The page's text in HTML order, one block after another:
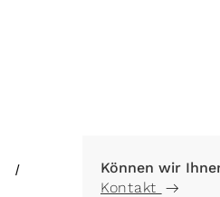
/
Können wir
Kontakt